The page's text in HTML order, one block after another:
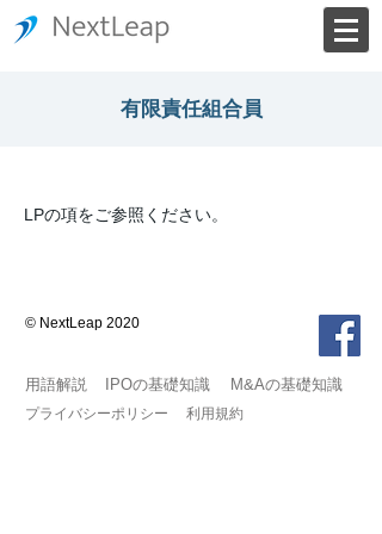
有限責任組合員
LPの項をご参照ください。
© NextLeap 2020
用語解説 IPOの基礎知識 M&Aの基礎知識
プライバシーポリシー 利用規約